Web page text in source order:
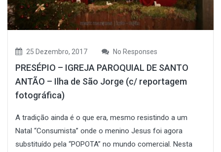
25 Dezembro, 2017 No Responses
PRESÉPIO – IGREJA PAROQUIAL DE SANTO
ANTÃO – Ilha de São Jorge (c/ reportagem
fotográfica)
A tradição ainda é o que era, mesmo resistindo a um
Natal “Consumista” onde o menino Jesus foi agora
substituído pela “POPOTA” no mundo comercial. Nesta